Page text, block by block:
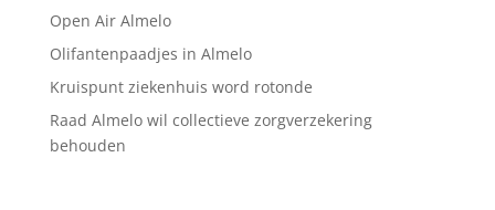
Open Air Almelo
Olifantenpaadjes in Almelo
Kruispunt ziekenhuis word rotonde
Raad Almelo wil collectieve zorgverzekering
behouden